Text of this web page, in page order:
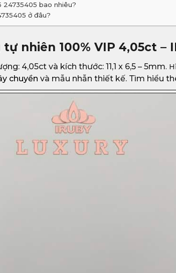
24735405 bao nhiêu?
ở đâu?
nhiên 100% VIP 4,05ct –
4,05ct và kích thước: 11,1 x 6,5 – 5mm.
chuyền và mẫu nhẫn thiết kế. Tìm hiểu